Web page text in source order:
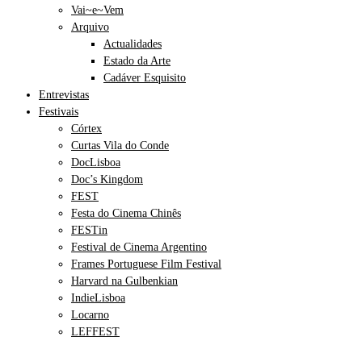
Vai~e~Vem
Arquivo
Actualidades
Estado da Arte
Cadáver Esquisito
Entrevistas
Festivais
Córtex
Curtas Vila do Conde
DocLisboa
Doc’s Kingdom
FEST
Festa do Cinema Chinês
FESTin
Festival de Cinema Argentino
Frames Portuguese Film Festival
Harvard na Gulbenkian
IndieLisboa
Locarno
LEFFEST